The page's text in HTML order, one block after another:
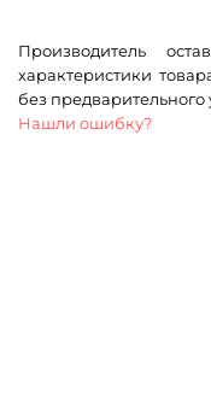
Производитель
характеристики
без
Нашли ошибку?